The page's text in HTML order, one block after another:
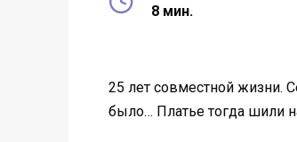
8 мин.
25 лет совместной жизни.
было… Платье тогда шили